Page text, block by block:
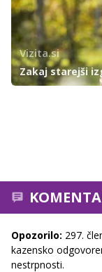
Vizita.si
Zakaj starejši
Opozorilo: 297.
kazensko
nestrpnosti.